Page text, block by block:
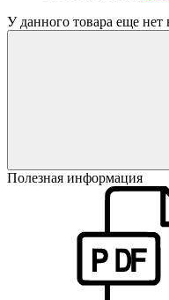
У данного товара еще нет
Полезная информация